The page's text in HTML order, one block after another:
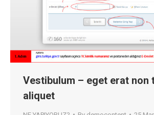
Vestibulum – eget erat non
aliquet